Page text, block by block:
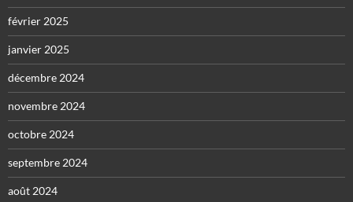
février 2025
janvier 2025
décembre 2024
novembre 2024
octobre 2024
septembre 2024
août 2024